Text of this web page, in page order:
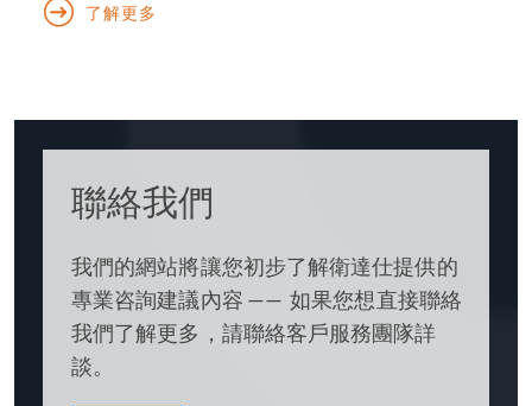
了解更多
聯絡我們
我們的網站將讓您初步了解衛達仕提供的
專業咨詢建議內容 —— 如果您想直接聯絡
我們了解更多，請聯絡客戶服務團隊詳
談。